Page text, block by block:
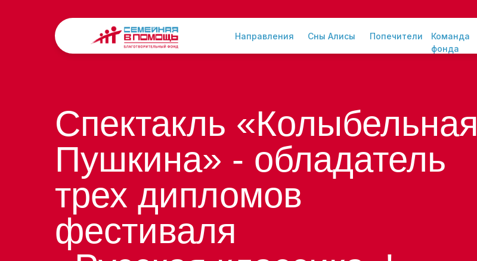
Направления Сны Алисы Попечители
Команда
фонда
Спектакль «Колыбельная
Пушкина» - обладатель
трех дипломов
фестиваля